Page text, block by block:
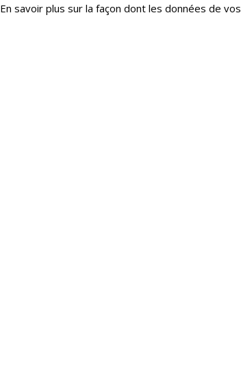
En savoir plus sur la façon dont les données de vos